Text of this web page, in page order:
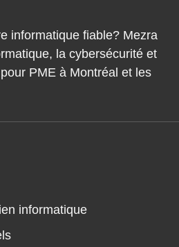
informatique fiable? Mezra
la cybersécurité et
PME à Montréal et les
informatique